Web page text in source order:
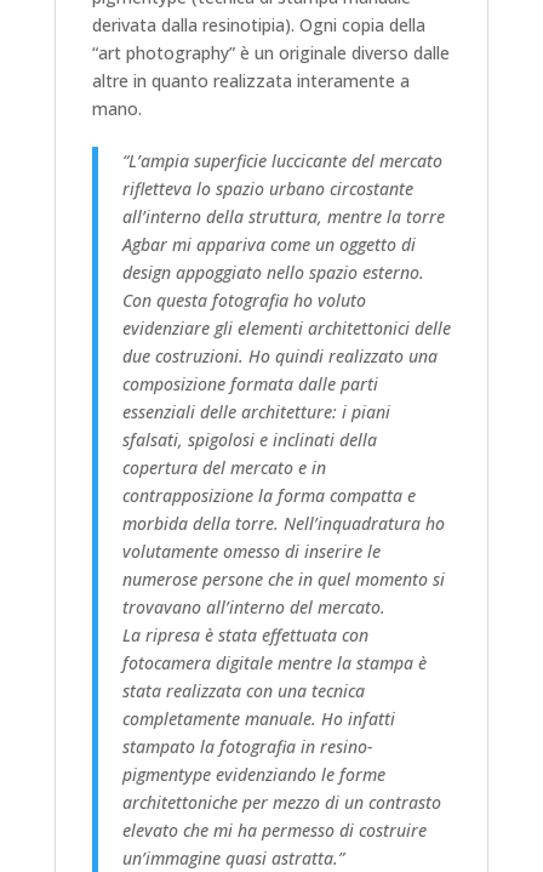
derivata dalla resinotipia). Ogni copia della
“art photography” è un originale diverso dalle
altre in quanto realizzata interamente a
mano.
“L’ampia superficie luccicante del mercato
rifletteva lo spazio urbano circostante
all’interno della struttura, mentre la torre
Agbar mi appariva come un oggetto di
design appoggiato nello spazio esterno.
Con questa fotografia ho voluto
evidenziare gli elementi architettonici delle
due costruzioni. Ho quindi realizzato una
composizione formata dalle parti
essenziali delle architetture: i piani
sfalsati, spigolosi e inclinati della
copertura del mercato e in
contrapposizione la forma compatta e
morbida della torre. Nell’inquadratura ho
volutamente omesso di inserire le
numerose persone che in quel momento si
trovavano all’interno del mercato.
La ripresa è stata effettuata con
fotocamera digitale mentre la stampa è
stata realizzata con una tecnica
completamente manuale. Ho infatti
stampato la fotografia in resino-
pigmentype evidenziando le forme
architettoniche per mezzo di un contrasto
elevato che mi ha permesso di costruire
un’immagine quasi astratta.”